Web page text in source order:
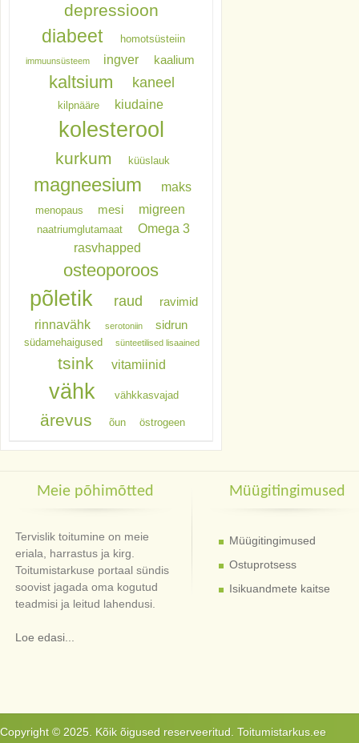
depressioon
diabeet homotsüsteiin
immuunsüsteem ingver kaalium
kaltsium kaneel
kilpnääre kiudaine
kolesterool
kurkum küüslauk
magneesium maks
menopaus mesi migreen
naatriumglutamaat
Omega 3
rasvhapped
osteoporoos
põletik raud ravimid
rinnavähk serotoniin sidrun
südamehaigused sünteetilised lisaained
tsink vitamiinid
vähk vähkkasvajad
ärevus õun östrogeen
Meie põhimõtted
Tervislik toitumine on meie
eriala, harrastus ja kirg.
Toitumistarkuse portaal sündis
soovist jagada oma kogutud
teadmisi ja leitud lahendusi.
Loe edasi...
Müügitingimused
Müügitingimused
Ostuprotsess
Isikuandmete kaitse
Copyright © 2025. Kõik õigused reserveeritud. Toitumistarkus.ee